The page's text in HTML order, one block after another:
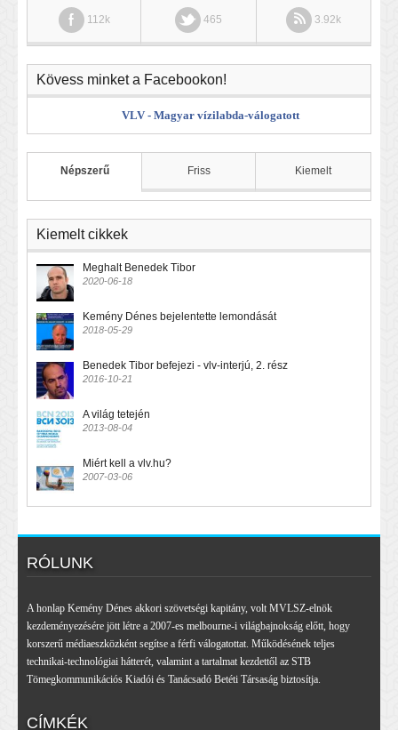
112k 465 3.92k
Kövess minket a Facebookon!
VLV - Magyar vízilabda-válogatott
Népszerű Friss Kiemelt
Kiemelt cikkek
Meghalt Benedek Tibor
2020-06-18
Kemény Dénes bejelentette lemondását
2018-05-29
Benedek Tibor befejezi - vlv-interjú, 2. rész
2016-10-21
A világ tetején
2013-08-04
Miért kell a vlv.hu?
2007-03-06
RÓLUNK
A honlap Kemény Dénes akkori szövetségi kapitány, volt MVLSZ-elnök
kezdeményezésére jött létre a 2007-es melbourne-i világbajnokság előtt, hogy
korszerű médiaeszközként segítse a férfi válogatottat. Működésének teljes
technikai-technológiai hátterét, valamint a tartalmat kezdettől az STB
Tömegkommunikációs Kiadói és Tanácsadó Betéti Társaság biztosítja.
CÍMKÉK